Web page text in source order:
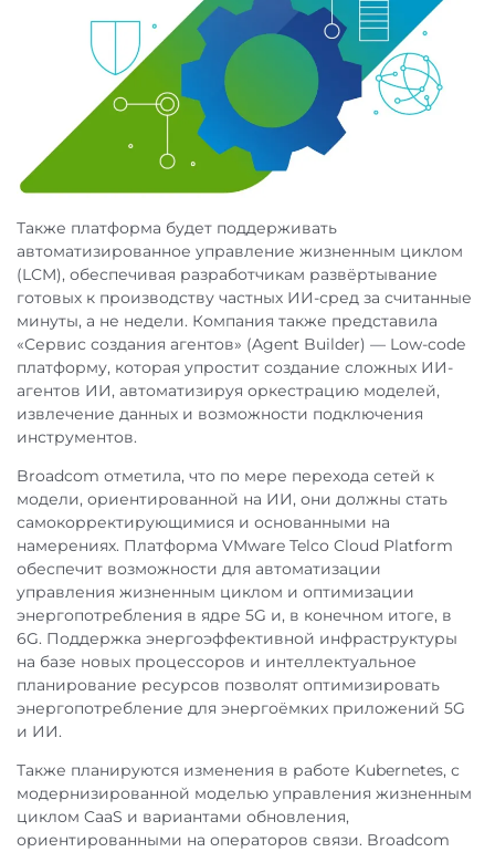
Также платформа будет поддерживать
автоматизированное управление жизненным циклом
(LCM), обеспечивая разработчикам развёртывание
готовых к производству частных ИИ-сред за считанные
минуты, а не недели. Компания также представила
«Сервис создания агентов» (Agent Builder) — Low-code
платформу, которая упростит создание сложных ИИ-
агентов ИИ, автоматизируя оркестрацию моделей,
извлечение данных и возможности подключения
инструментов.
Broadcom отметила, что по мере перехода сетей к
модели, ориентированной на ИИ, они должны стать
самокорректирующимися и основанными на
намерениях. Платформа VMware Telco Cloud Platform
обеспечит возможности для автоматизации
управления жизненным циклом и оптимизации
энергопотребления в ядре 5G и, в конечном итоге, в
6G. Поддержка энергоэффективной инфраструктуры
на базе новых процессоров и интеллектуальное
планирование ресурсов позволят оптимизировать
энергопотребление для энергоёмких приложений 5G
и ИИ.
Также планируются изменения в работе Kubernetes, с
модернизированной моделью управления жизненным
циклом CaaS и вариантами обновления,
ориентированными на операторов связи. Broadcom